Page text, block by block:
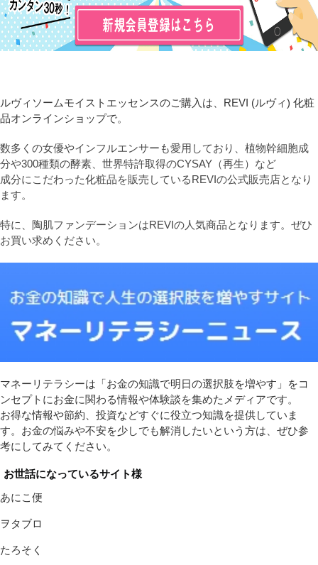
ルヴィソームモイストエッセンスのご購入は、REVI (ルヴィ) 化粧
品オンラインショップで。
数多くの女優やインフルエンサーも愛用しており、植物幹細胞成
分や300種類の酵素、世界特許取得のCYSAY（再生）など
成分にこだわった化粧品を販売しているREVIの公式販売店となり
ます。
特に、陶肌ファンデーションはREVIの人気商品となります。ぜひ
お買い求めください。
マネーリテラシーは「お金の知識で明日の選択肢を増やす」をコ
ンセプトにお金に関わる情報や体験談を集めたメディアです。
お得な情報や節約、投資などすぐに役立つ知識を提供していま
す。お金の悩みや不安を少しでも解消したいという方は、ぜひ参
考にしてみてください。
お世話になっているサイト様
あにこ便
ヲタブロ
たろそく